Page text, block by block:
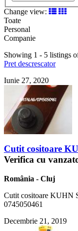
Change view:
Toate
Personal
Companie
Showing 1 - 5 listings
Pret descrescator
Iunie 27, 2020
Cutit cositoare
Verifica cu
România - Cluj
Cutit cositoare KUHN
0745050461
Decembrie 21, 2019